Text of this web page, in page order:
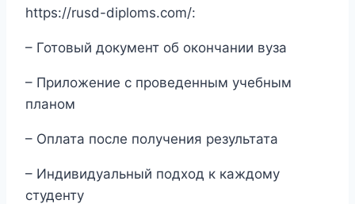
https://rusd-diploms.com/:
– Готовый документ об окончании вуза
– Приложение с проведенным учебным
планом
– Оплата после получения результата
– Индивидуальный подход к каждому
студенту